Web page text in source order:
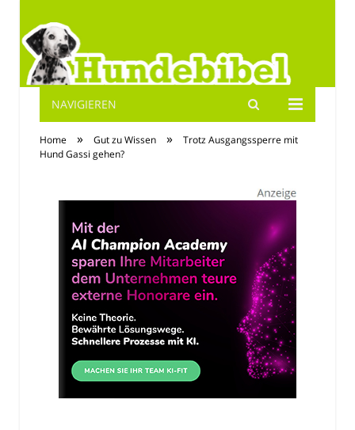
Hundebibel.de
NAVIGIEREN
Home » Gut zu Wissen »
Trotz Ausgangssperre mit
Hund Gassi gehen?